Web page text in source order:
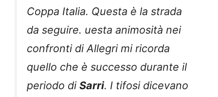
Coppa Italia. Questa è la strada
da seguire. uesta animosità nei
confronti di Allegri mi ricorda
quello che è successo durante il
periodo diSarri. I tifosi dicevano